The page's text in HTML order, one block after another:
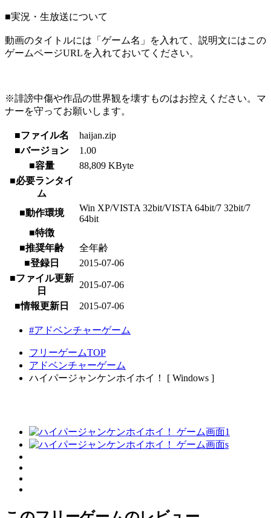
■実況・生放送について
動画のタイトルには「ゲーム名」を入れて、説明文にはこの
ゲームページURLを入れておいてください。
※誹謗中傷や作品の世界観を壊すものはお控えください。マ
ナーを守ってお願いします。
■ファイル名
haijan.zip
■バージョン
1.00
■容量
88,809 KByte
■必要ランタイ
ム
■動作環境
Win XP/VISTA 32bit/VISTA 64bit/7 32bit/7
64bit
■特徴
■推奨年齢
全年齢
■登録日
2015-07-06
■ファイル更新
日
2015-07-06
■情報更新日 2015-07-06
#アドベンチャーゲーム
フリーゲームTOP
アドベンチャーゲーム
ハイパージャンケンホイホイ！ [ Windows ]